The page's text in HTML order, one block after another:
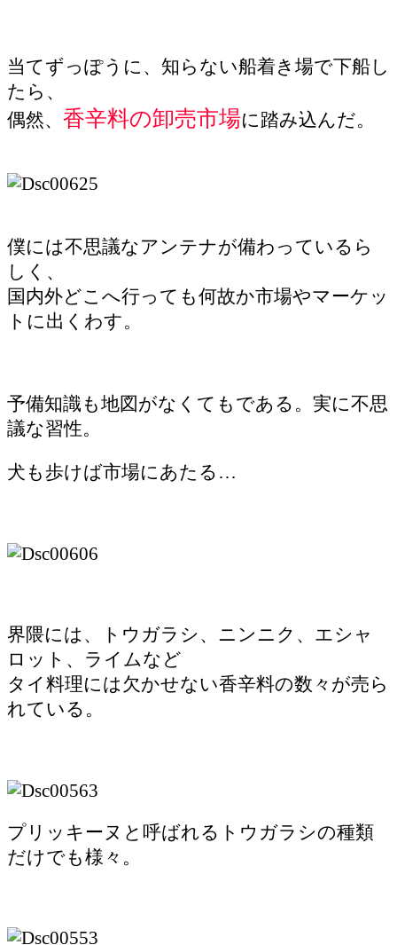
当てずっぽうに、知らない船着き場で下船し
たら、
偶然、 香辛料の卸売市場に踏み込んだ。
僕には不思議なアンテナが備わっているら
しく、
国内外どこへ行っても何故か市場やマーケッ
トに出くわす。
予備知識も地図がなくてもである。実に不思
議な習性。
犬も歩けば市場にあたる…
界隈には、トウガラシ、ニンニク、エシャ
ロット、ライムなど
タイ料理には欠かせない香辛料の数々が売ら
れている。
プリッキーヌと呼ばれるトウガラシの種類
だけでも様々。